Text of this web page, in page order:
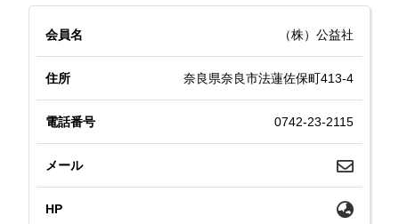
（株）公益社
奈良県奈良市法蓮佐保町413-4
0742-23-2115